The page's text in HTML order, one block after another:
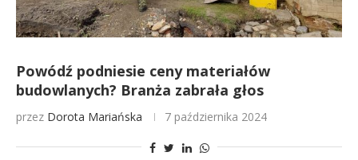
Powódź podniesie ceny materiałów
budowlanych? Branża zabrała głos
przez Dorota Mariańska 7 października 2024